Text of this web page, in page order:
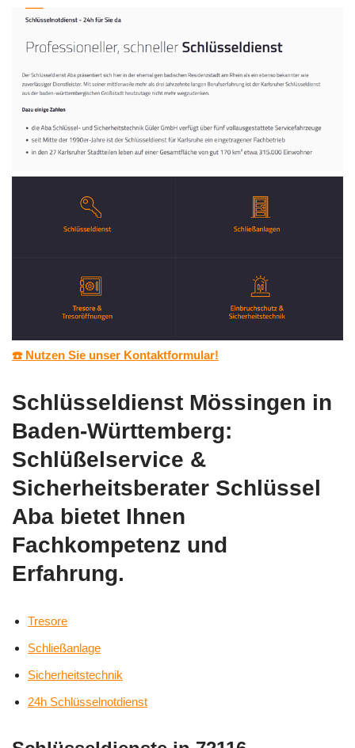
☎️ Nutzen Sie unser Kontaktformular!
Schlüsseldienst Mössingen in
Baden-Württemberg:
Schlüßelservice &
Sicherheitsberater Schlüssel
Aba bietet Ihnen
Fachkompetenz und
Erfahrung.
Tresore
Schließanlage
Sicherheitstechnik
24h Schlüsselnotdienst